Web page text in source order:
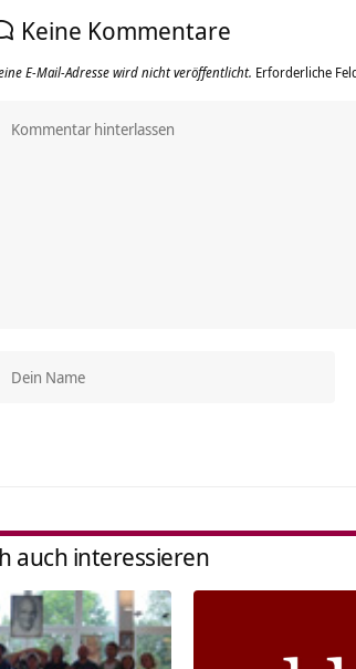
Keine Kommentare
E-Mail-Adresse wird nicht veröffentlicht. Erforderliche
auch interessieren